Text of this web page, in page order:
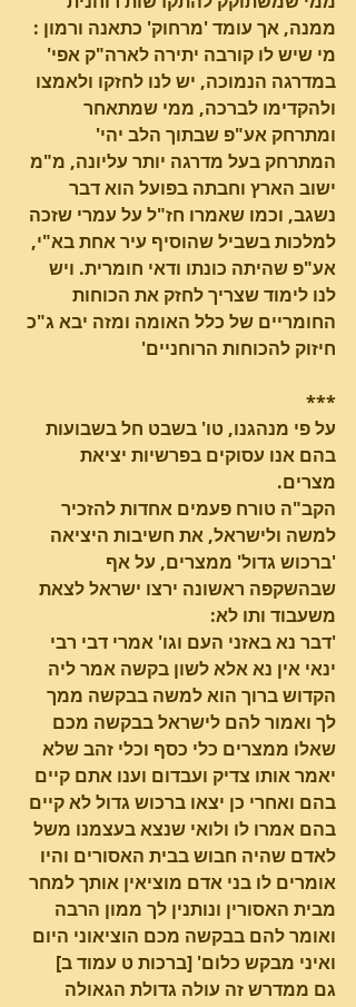
ממנה, אך עומד 'מרחוק' כתאנה ורמון :
מי שיש לו קורבה יתירה לארה"ק אפי'
במדרגה הנמוכה, יש לנו לחזקו ולאמצו
ולהקדימו לברכה, ממי שמתאחר
ומתרחק אע"פ שבתוך הלב יהי'
המתרחק בעל מדרגה יותר עליונה, מ"מ
ישוב הארץ וחבתה בפועל הוא דבר
נשגב, וכמו שאמרו חז"ל על עמרי שזכה
למלכות בשביל שהוסיף עיר אחת בא"י,
אע"פ שהיתה כונתו ודאי חומרית. ויש
לנו לימוד שצריך לחזק את הכוחות
החומריים של כלל האומה ומזה יבא ג"כ
חיזוק להכוחות הרוחניים'
***
על פי מנהגנו, טו' בשבט חל בשבועות
בהם אנו עסוקים בפרשיות יציאת
מצרים.
הקב"ה טורח פעמים אחדות להזכיר
למשה ולישראל, את חשיבות היציאה
'ברכוש גדול' ממצרים, על אף
שבהשקפה ראשונה ירצו ישראל לצאת
משעבוד ותו לא:
'דבר נא באזני העם וגו' אמרי דבי רבי
ינאי אין נא אלא לשון בקשה אמר ליה
הקדוש ברוך הוא למשה בבקשה ממך
לך ואמור להם לישראל בבקשה מכם
שאלו ממצרים כלי כסף וכלי זהב שלא
יאמר אותו צדיק ועבדום וענו אתם קיים
בהם ואחרי כן יצאו ברכוש גדול לא קיים
בהם אמרו לו ולואי שנצא בעצמנו משל
לאדם שהיה חבוש בבית האסורים והיו
אומרים לו בני אדם מוציאין אותך למחר
מבית האסורין ונותנין לך ממון הרבה
ואומר להם בבקשה מכם הוציאוני היום
ואיני מבקש כלום' [ברכות ט עמוד ב]
גם ממדרש זה עולה גדולת הגאולה